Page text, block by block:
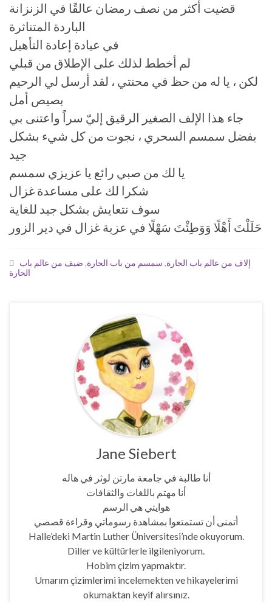
قضيت أكثر من نصف رمضان عالقًا في الزنزانة
الباردة المتناثرة
في عيادة إعادة التأهيل
لم أخطط لذلك على الإطلاق من قبلي
لكن ، يا له من حظ في محنتي ، لقد أرسل لي الرحيم
بصيص أمل
جاء هذا الإلف الصغير الرقيق إليّ سراً واعتنى بي
بفضل سمسم السحري ، نجوت من كل شيء بشكل
جيد
يا لك من صبي رائع يا عزيزي سمسم
شكرا لك على مساعدة غزال
سوف نتعايش بشكل جيد للغاية
حَلَلْتَ أَهْلًا وَوَطِئْتَ سَهْلًا في عزبة غزال في دير الزور
إلاف من عالم باب الحارة, سمسم من باب الحارة, ضيف من عالم باب
الحارة
Jane Siebert
أنا طالبة في جامعة مارتن لوثر في هاله
أنا مهتم باللغات والثقافات
هوايتي هي الرسم
أتمنى أن تستمتعوا بمشاهدة رسوماتي وقراءة قصصي
Halle’deki Martin Luther Üniversitesi’nde okuyorum.
Diller ve kültürlerle ilgileniyorum.
Hobim çizim yapmaktır.
Umarım çizimlerimi incelemekten ve hikayelerimi
okumaktan keyif alırsınız.